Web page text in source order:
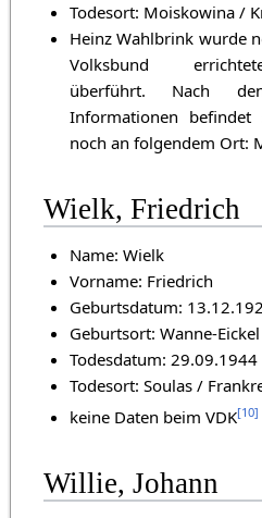
Todesort: Moiskowina /
Heinz Wahlbrink wurde
Volksbund
überführt. Nach
Informationen
noch an folgendem Ort:
Wielk, Friedrich
Name: Wielk
Vorname: Friedrich
Geburtsdatum:
Geburtsort: Wanne-Eickel
Todesdatum: 29.09.1944
Todesort: Soulas /
keine Daten beim VDK[10]
Willie, Johann